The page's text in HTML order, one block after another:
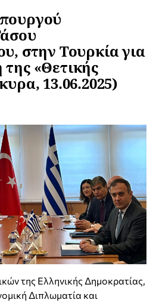
στην Τουρκία για
«Θετικής
13.06.2025)
της Ελληνικής Δημοκρατίας,
Διπλωματία και